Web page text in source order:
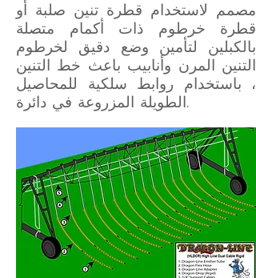
مصمم لاستخدام قطرة تنين صلبة أو
قطرة خرطوم ذات أكمام متصلة
بالكبلين لتأمين وضع دقيق لخرطوم
التنين المرن وأنابيب باعث خط التنين
، باستخدام روابط سلكية للمحاصيل
الطويلة المزروعة في دائرة.